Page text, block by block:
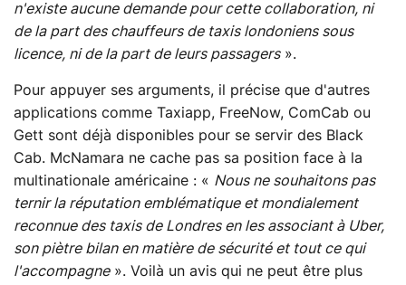
n'existe aucune demande pour cette collaboration, ni
de la part des chauffeurs de taxis londoniens sous
licence, ni de la part de leurs passagers».
Pour appuyer ses arguments, il précise que d'autres
applications comme Taxiapp, FreeNow, ComCab ou
Gett sont déjà disponibles pour se servir des Black
Cab. McNamara ne cache pas sa position face à la
multinationale américaine : « Nous ne souhaitons pas
ternir la réputation emblématique et mondialement
reconnue des taxis de Londres en les associant à Uber,
son piètre bilan en matière de sécurité et tout ce qui
l'accompagne». Voilà un avis qui ne peut être plus